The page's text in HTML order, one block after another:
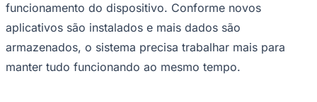
funcionamento do dispositivo. Conforme novos
aplicativos são instalados e mais dados são
armazenados, o sistema precisa trabalhar mais para
manter tudo funcionando ao mesmo tempo.